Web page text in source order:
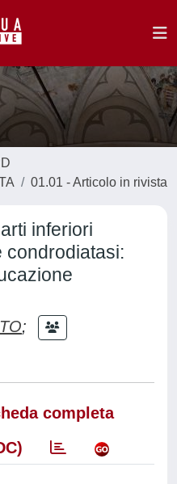
01.01 - Articolo in rivista
inferiori
condrodiatasi:
;
completa